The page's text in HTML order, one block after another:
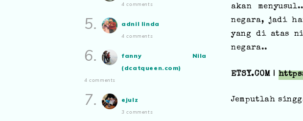
akan
negara, jadi
yang di atas
negara..
ETSY.COM |
Jemputlah
4 comments
5. adnil linda
4 comments
6.
fanny Nila
(dcatqueen.com)
4 comments
7. ejulz
3 comments